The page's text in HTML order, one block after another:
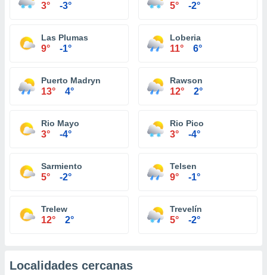
3° -3° 5° -2°
Las Plumas
9° -1°
Loberia
11° 6°
Puerto Madryn
13° 4°
Rawson
12° 2°
Rio Mayo
3° -4°
Rio Pico
3° -4°
Sarmiento
5° -2°
Telsen
9° -1°
Trelew
12° 2°
Trevelín
5° -2°
Localidades cercanas